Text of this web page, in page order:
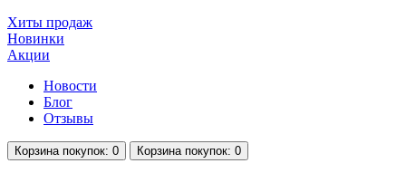
Хиты продаж
Новинки
Акции
Новости
Блог
Отзывы
Корзина покупок: 0 Корзина покупок: 0